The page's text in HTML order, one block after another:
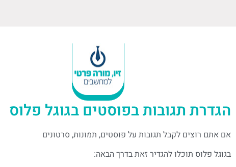
הגדרת תגובות בפוסטים בגוגל פלוס
אם אתם רוצים לקבל תגובות על פוסטים, תמונות, סרטונים
בגוגל פלוס תוכלו להגדיר זאת בדרך הבאה: